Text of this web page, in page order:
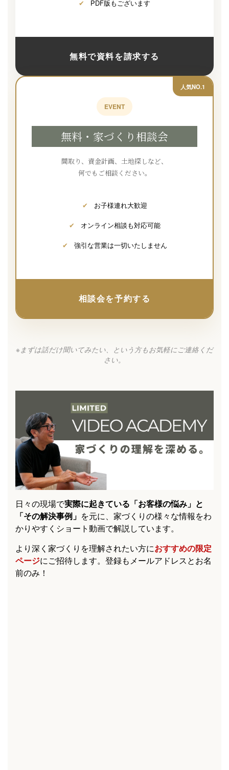
✔ PDF版もございます
無料で資料を請求する
人気NO.1
EVENT
無料・家づくり相談会
間取り、資金計画、土地探しなど、
何でもご相談ください。
✔ お子様連れ大歓迎
✔ オンライン相談も対応可能
✔ 強引な営業は一切いたしません
相談会を予約する
※まずは話だけ聞いてみたい、という方もお気軽にご連絡くだ
さい。
日々の現場で実際に起きている「お客様の悩み」と
「その解決事例」 を元に、家づくりの様々な情報をわ
かりやすくショート動画で解説しています。
より深く家づくりを理解されたい方におすすめの限定
ページにご招待します。登録もメールアドレスとお名
前のみ！